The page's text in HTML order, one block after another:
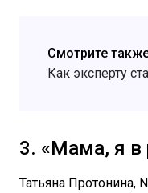
Смотрите
Как эксперту
3. «Мама, я в
Татьяна Протонина,